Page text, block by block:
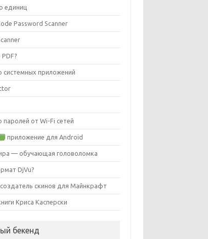
единиц
Password Scanner
приложений
от Wi-Fi сетей
приложение для Android
— обучающая головоломка
DjVu?
скинов для Майнкрафт
Криса Касперски
бекенд